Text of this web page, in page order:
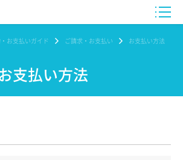
お支払いガイド ご請求・お支払い
お支払い方法
支払い方法